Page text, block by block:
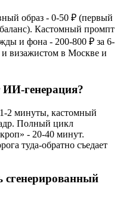
образ - 0-50 ₽ (первый
Кастомный промпт
и фона - 200-800 ₽ за 6-
визажистом в Москве и
ИИ-генерация?
2 минуты, кастомный
Полный цикл
- 20-40 минут.
туда-обратно съедает
сгенерированный